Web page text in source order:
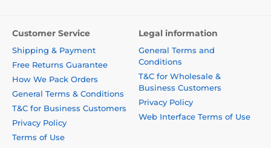
Customer Service
Shipping & Payment
Free Returns Guarantee
How We Pack Orders
General Terms & Conditions
T&C for Business Customers
Privacy Policy
Terms of Use
Legal information
General Terms and
Conditions
T&C for Wholesale &
Business Customers
Privacy Policy
Web Interface Terms of Use